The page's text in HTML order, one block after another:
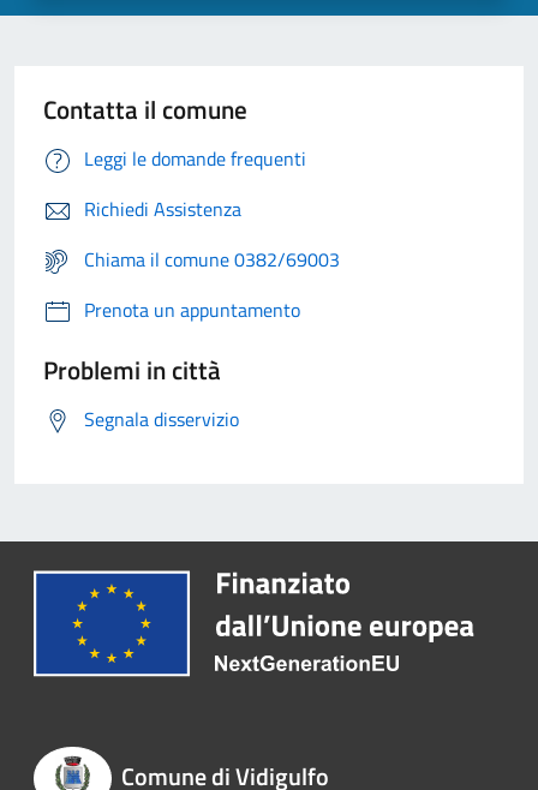
Contatta il comune
Leggi le domande frequenti
Richiedi Assistenza
Chiama il comune 0382/69003
Prenota un appuntamento
Problemi in città
Segnala disservizio
Comune di Vidigulfo